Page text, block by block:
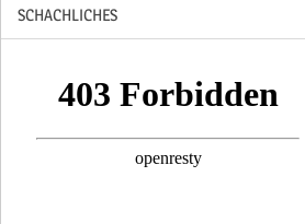
SCHACHLICHES